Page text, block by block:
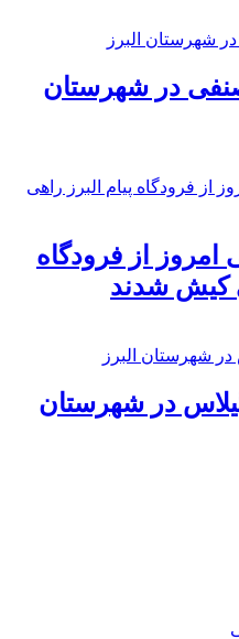
صنفی در شهرستان
از فرودگاه
کیش شدند
در شهرستان